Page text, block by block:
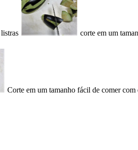
corte em um
Corte em um tamanho fácil de comer com